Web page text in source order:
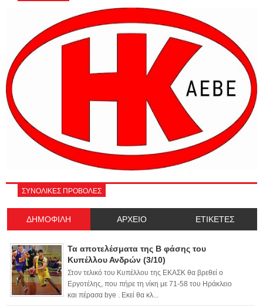
ΣΥΝΟΛΙΚΕΣ ΠΡΟΒΟΛΕΣ
ΔΗΜΟΦΙΛΗ ΑΡΧΕΙΟ ΕΤΙΚΕΤΕΣ
Τα αποτελέσματα της Β φάσης του
Κυπέλλου Ανδρών (3/10)
Στον τελικό του Κυπέλλου της ΕΚΑΣΚ θα βρεθεί ο
Εργοτέλης, που πήρε τη νίκη με 71-58 του Ηράκλειο
και πέρασα bye . Εκεί θα κλ...